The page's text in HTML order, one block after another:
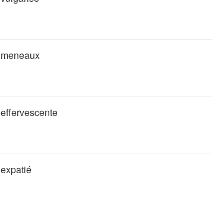
meneaux
effervescente
expatié